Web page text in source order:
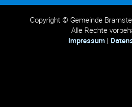
Copyright © Gemeinde
Alle Rechte
Impressum |